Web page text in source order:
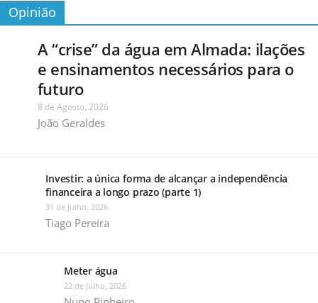
Opinião
A “crise” da água em Almada: ilações
e ensinamentos necessários para o
futuro
8 de Agosto, 2026
João Geraldes
Investir: a única forma de alcançar a independência
financeira a longo prazo (parte 1)
31 de Julho, 2026
Tiago Pereira
Meter água
22 de Julho, 2026